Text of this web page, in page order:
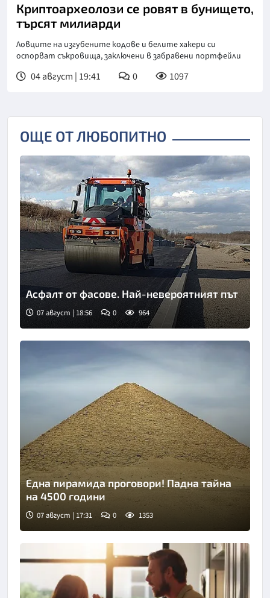
Криптоархеолози се ровят в бунището,
търсят милиарди
Ловците на изгубените кодове и белите хакери си
оспорват съкровища, заключени в забравени портфейли
04 август | 19:41 0 1097
ОЩЕ ОТ ЛЮБОПИТНО
Асфалт от фасове. Най-невероятният път
07 август | 18:56 0 964
Снимка: goggle
Една пирамида проговори! Падна тайна
на 4500 години
07 август | 17:31 0 1353